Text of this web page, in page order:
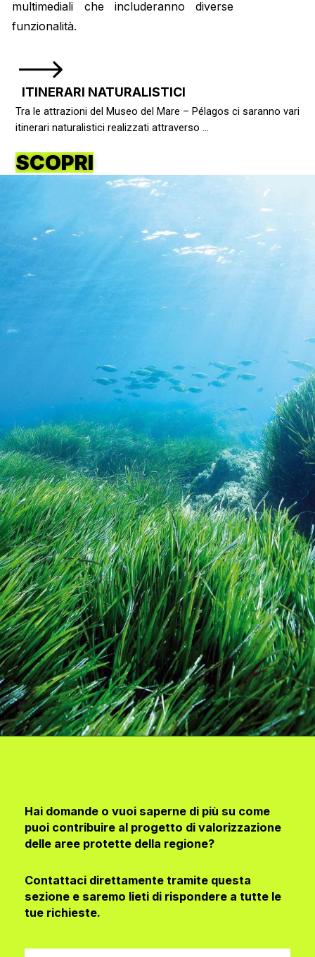
multimediali che includeranno diverse
funzionalità.
ITINERARI NATURALISTICI
Tra le attrazioni del Museo del Mare – Pélagos ci saranno vari
itinerari naturalistici realizzati attraverso …
SCOPRI
Hai domande o vuoi saperne di più su come
puoi contribuire al progetto di valorizzazione
delle aree protette della regione?
Contattaci direttamente tramite questa
sezione e saremo lieti di rispondere a tutte le
tue richieste.